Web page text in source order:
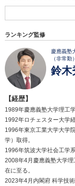
ランキング監修
慶應義塾
（非常勤）
鈴木
【経歴】
1989年慶應義塾大学理工
1992年ロチェスター大学
1996年東京工業大学大学
学）取得。
1996年筑波大学社会工学
2008年4月慶應義塾大学
在に至る。
2023年4月内閣府 科学技